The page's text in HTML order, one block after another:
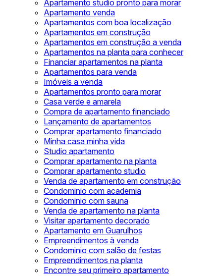
Apartamento studio pronto para morar
Apartamento venda
Apartamentos com boa localização
Apartamentos em construção
Apartamentos em construção a venda
Apartamentos na planta para conhecer
Financiar apartamentos na planta
Apartamentos para venda
Imóveis a venda
Apartamentos pronto para morar
Casa verde e amarela
Compra de apartamento financiado
Lançamento de apartamentos
Comprar apartamento financiado
Minha casa minha vida
Studio apartamento
Comprar apartamento na planta
Comprar apartamento studio
Venda de apartamento em construção
Condominio com academia
Condominio com sauna
Venda de apartamento na planta
Visitar apartamento decorado
Apartamento em Guarulhos
Empreendimentos à venda
Condominio com salão de festas
Empreendimentos na planta
Encontre seu primeiro apartamento